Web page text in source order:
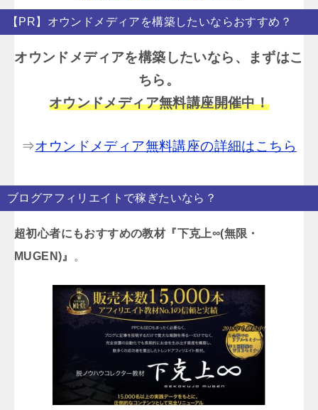
【PR】オウンドメディアを構築したいならおすすめ？
オウンドメディアを構築したいなら、まずはこ
ちら。
オウンドメディア無料講座開催中！
⇒オウンドメディア無料講座の詳細はこちら
ブログアフィリエイトで稼ぎたいなら？
超初心者にもおすすめの教材『下克上∞(無限・
MUGEN)』
。